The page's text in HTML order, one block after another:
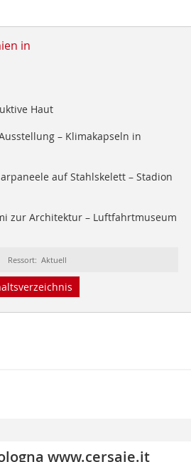
in
Haut
– Klimakapseln in
auf Stahlskelett – Stadion
zur Architektur – Luftfahrtmuseum
Ressort: Aktuell
www.cersaie.it